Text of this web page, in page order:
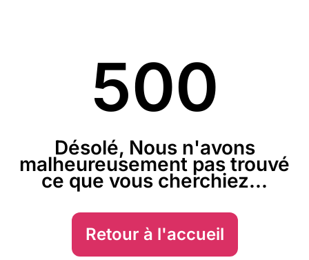
500
Désolé, Nous n'avons
malheureusement pas trouvé
ce que vous cherchiez...
Retour à l'accueil